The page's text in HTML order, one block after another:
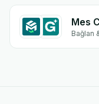
Mes
Bağlan